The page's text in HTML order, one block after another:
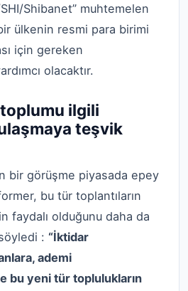
Shibanet” muhtemelen
ülkenin resmi para birimi
için gereken
olacaktır.
toplumu ilgili
teşvik
bir görüşme piyasada epey
bu tür toplantıların
faydalı olduğunu daha da
: “İktidar
ademi
bu yeni tür toplulukların